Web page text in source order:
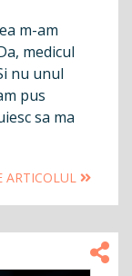
m-am
medicul
nu unul
pus
sa ma
ARTICOLUL